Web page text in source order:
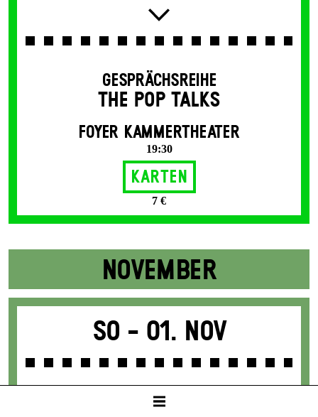
GESPRÄCHSREIHE
THE POP TALKS
FOYER KAMMERTHEATER
19:30
Karten
7 €
NOVEMBER
So - 01. Nov
TATORT MITTELMEER